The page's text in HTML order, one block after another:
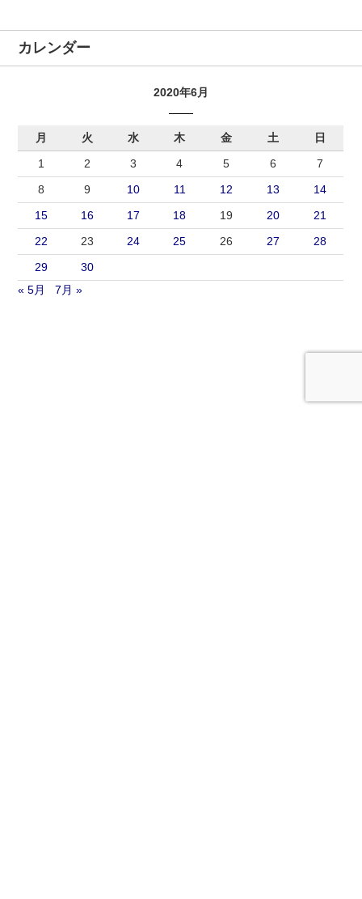
カレンダー
2020年6月
月 火 水 木 金 土
日
1
2 3 4 5 6
7
8
9 10 11 12 13
14
15
16 17 18 19 20
21
22
23 24 25 26 27
28
29
30
« 5月
7月 »